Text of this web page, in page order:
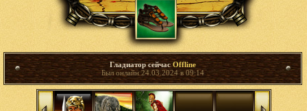
Гладиатор сейчасOffline
Был онлайн 24.03.2024 в 09:14